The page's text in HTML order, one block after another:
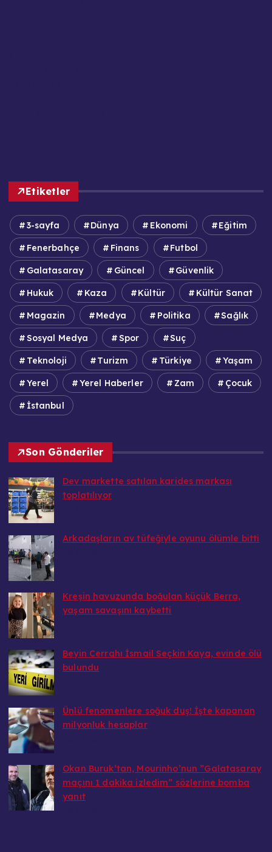
Etiketler
3-sayfa Dünya Ekonomi Eğitim
Fenerbahçe Finans Futbol
Galatasaray Güncel Güvenlik
Hukuk Kaza Kültür Kültür Sanat
Magazin Medya Politika Sağlık
Sosyal Medya Spor Suç
Teknoloji Turizm Türkiye Yaşam
Yerel Yerel Haberler Zam Çocuk
İstanbul
Son Gönderiler
Dev markette satılan karides markası
toplatılıyor
Arkadaşların av tüfeğiyle oyunu ölümle bitti
Kreşin havuzunda boğulan küçük Berra,
yaşam savaşını kaybetti
Beyin Cerrahı İsmail Seçkin Kaya, evinde ölü
bulundu
Ünlü fenomenlere soğuk duş! İşte kapanan
milyonluk hesaplar
Okan Buruk’tan, Mourinho’nun ”Galatasaray
maçını 1 dakika izledim” sözlerine bomba
yanıt